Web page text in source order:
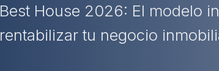
Best House 2026: El modelo
rentabilizar tu negocio